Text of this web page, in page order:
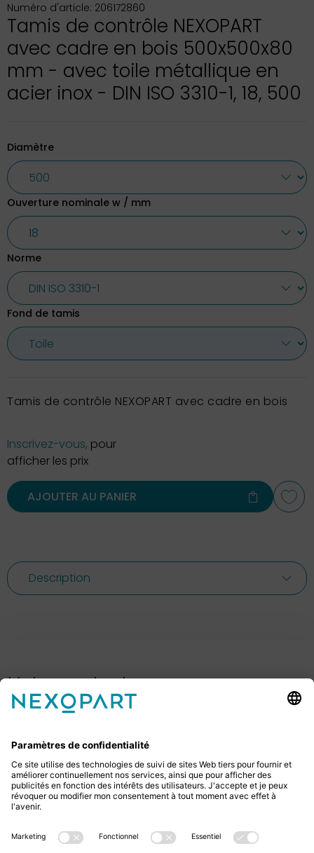
Numéro d'article: 206172860
Tamis de contrôle NEXOPART
avec cadre en bois 500x500x80
mm - avec toile métallique en
acier inox - DIN ISO 3310-1, 18, 500
Diamètre
Ouverture nominale w / mm
Norme
Fond de tamis
Tamis de contrôle NEXOPART avec cadre en bois
Inscrivez-vous, pour
afficher les prix
AJOUTER AU PANIER
Description
Votre contact avec nous.
Avez-vous des questions ? Alors sil vous plaît
+49 2522 59084 0
sales@nexopart.com